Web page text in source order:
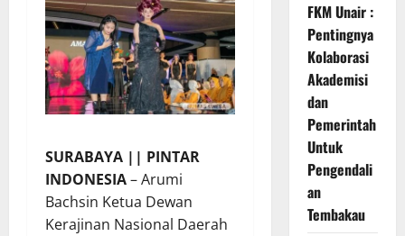
SURABAYA || PINTAR
INDONESIA– Arumi
Bachsin Ketua Dewan
Kerajinan Nasional Daerah
FKM Unair :
Pentingnya
Kolaborasi
Akademisi
dan
Pemerintah
Untuk
Pengendali
an
Tembakau